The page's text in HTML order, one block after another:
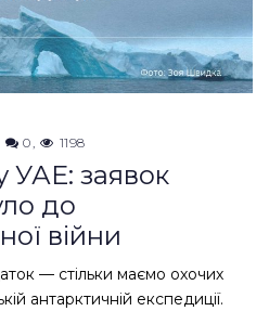
0 1198
УАЕ: заявок
до
війни
— стільки маємо охочих
антарктичній експедиції.